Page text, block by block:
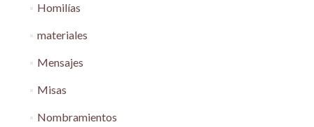
Homilías
materiales
Mensajes
Misas
Nombramientos